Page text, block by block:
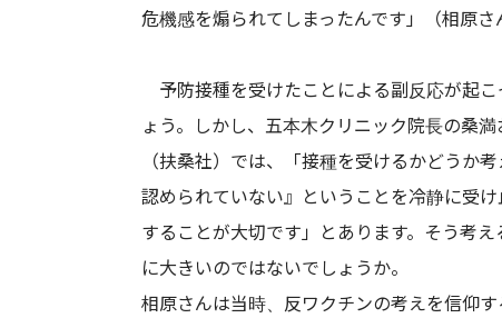
危機感を煽られてしまったんです」（相原さ
予防接種を受けたことによる副反応が起
ょう。しかし、五本木クリニック院長の桑満
（扶桑社）では、「接種を受けるかどうか
認められていない』ということを冷静に受
することが大切です」とあります。そう考
に大きいのではないでしょうか。
相原さんは当時、反ワクチンの考えを信仰